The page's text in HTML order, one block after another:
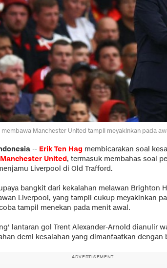
membawa Manchester United tampil meyakinkan pada
-- Erik Ten Hag membicarakan soal
Manchester United, termasuk membahas soal
Liverpool di Old Trafford.
bangkit dari kekalahan melawan Brighton
Liverpool, yang tampil cukup meyakinkan
tampil menekan pada menit awal.
lantaran gol Trent Alexander-Arnold dianulir
demi kesalahan yang dimanfaatkan dengan
ADVERTISEMENT